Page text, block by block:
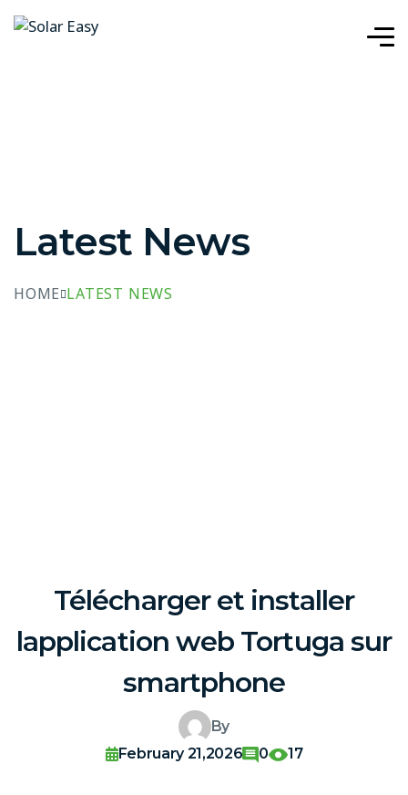
Latest News
HOME LATEST NEWS
Télécharger et installer
lapplication web Tortuga sur
smartphone
By
February 21,2026
0 17